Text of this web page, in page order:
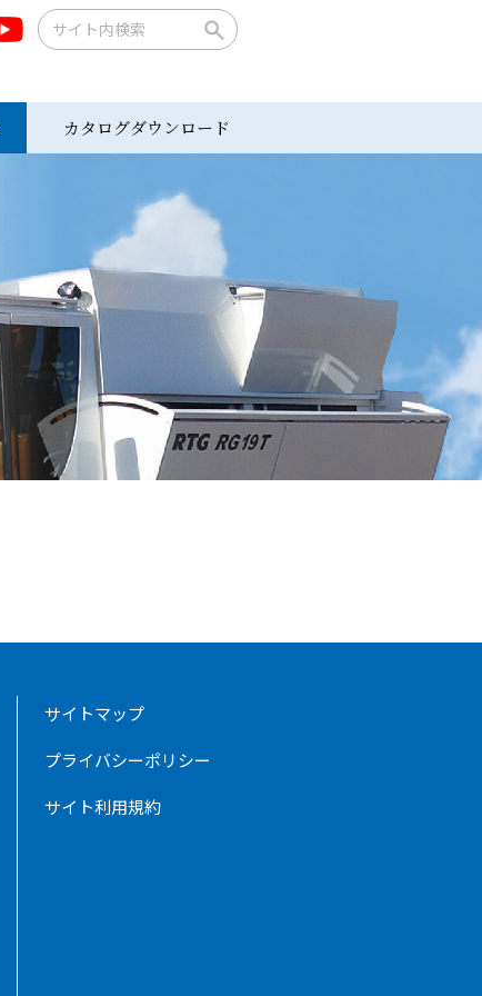
カタログダウンロード
サイトマップ
プライバシーポリシー
サイト利用規約